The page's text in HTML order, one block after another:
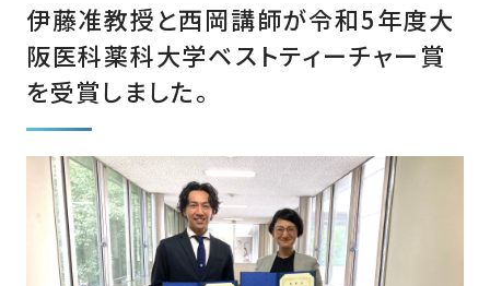
伊藤准教授と西岡講師が令和5年度大
阪医科薬科大学ベストティーチャー賞
を受賞しました。